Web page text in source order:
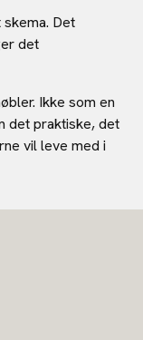
Det
det
Ikke som en
det praktiske, det
vil leve med i